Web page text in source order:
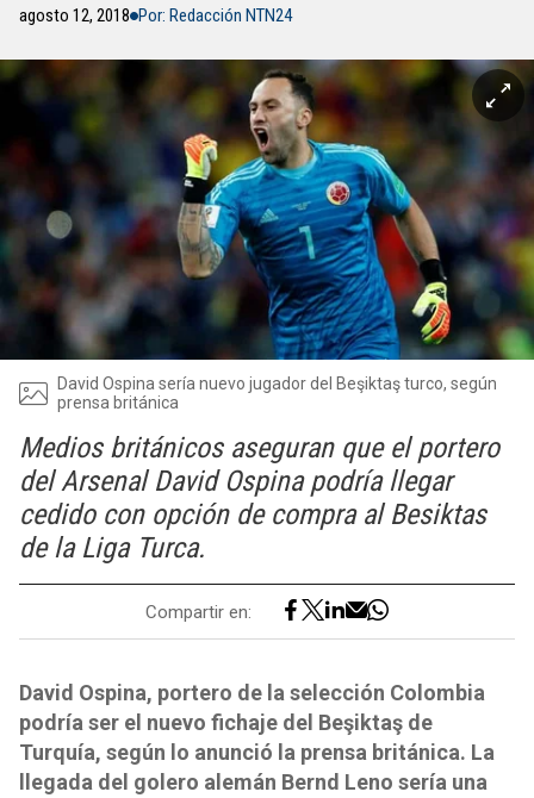
agosto 12, 2018 Por: Redacción NTN24
David Ospina sería nuevo jugador del Beşiktaş turco, según
prensa británica
Medios británicos aseguran que el portero
del Arsenal David Ospina podría llegar
cedido con opción de compra al Besiktas
de la Liga Turca.
Compartir en:
David Ospina, portero de la selección Colombia
podría ser el nuevo fichaje del Beşiktaş de
Turquía, según lo anunció la prensa británica. La
llegada del golero alemán Bernd Leno sería una